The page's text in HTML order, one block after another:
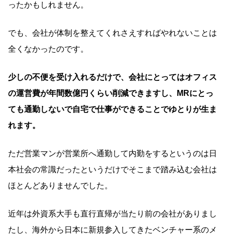
ったかもしれません。
でも、会社が体制を整えてくれさえすればやれないことは
全くなかったのです。
少しの不便を受け入れるだけで、会社にとってはオフィス
の運営費が年間数億円くらい削減できますし、MRにとっ
ても通勤しないで自宅で仕事ができることでゆとりが生ま
れます。
ただ営業マンが営業所へ通勤して内勤をするというのは日
本社会の常識だったというだけでそこまで踏み込む会社は
ほとんどありませんでした。
近年は外資系大手も直行直帰が当たり前の会社がありまし
たし、海外から日本に新規参入してきたベンチャー系のメ